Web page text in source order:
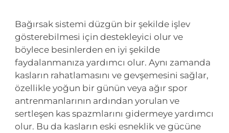
Bağırsak sistemi düzgün bir şekilde işlev
gösterebilmesi için destekleyici olur ve
böylece besinlerden en iyi şekilde
faydalanmanıza yardımcı olur. Aynı zamanda
kasların rahatlamasını ve gevşemesini sağlar,
özellikle yoğun bir günün veya ağır spor
antrenmanlarının ardından yorulan ve
sertleşen kas spazmlarını gidermeye yardımcı
olur. Bu da kasların eski esneklik ve gücüne